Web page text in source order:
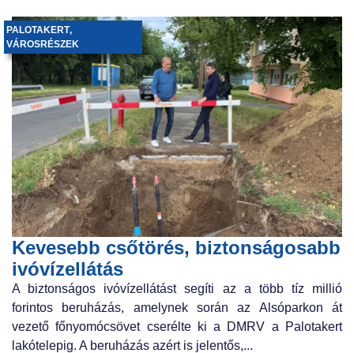
Kevesebb csőtörés, biztonságosabb
ivóvízellátás
PALOTAKERT,
VÁROSRÉSZEK
A biztonságos ivóvízellátást segíti az a több tíz millió
forintos beruházás, amelynek során az Alsóparkon át
vezető főnyomócsövet cserélte ki a DMRV a Palotakert
lakótelepig. A beruházás azért is jelentős,...